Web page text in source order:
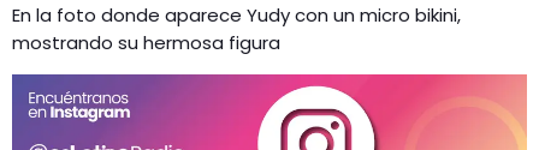
En la foto donde aparece Yudy con un micro bikini,
mostrando su hermosa figura